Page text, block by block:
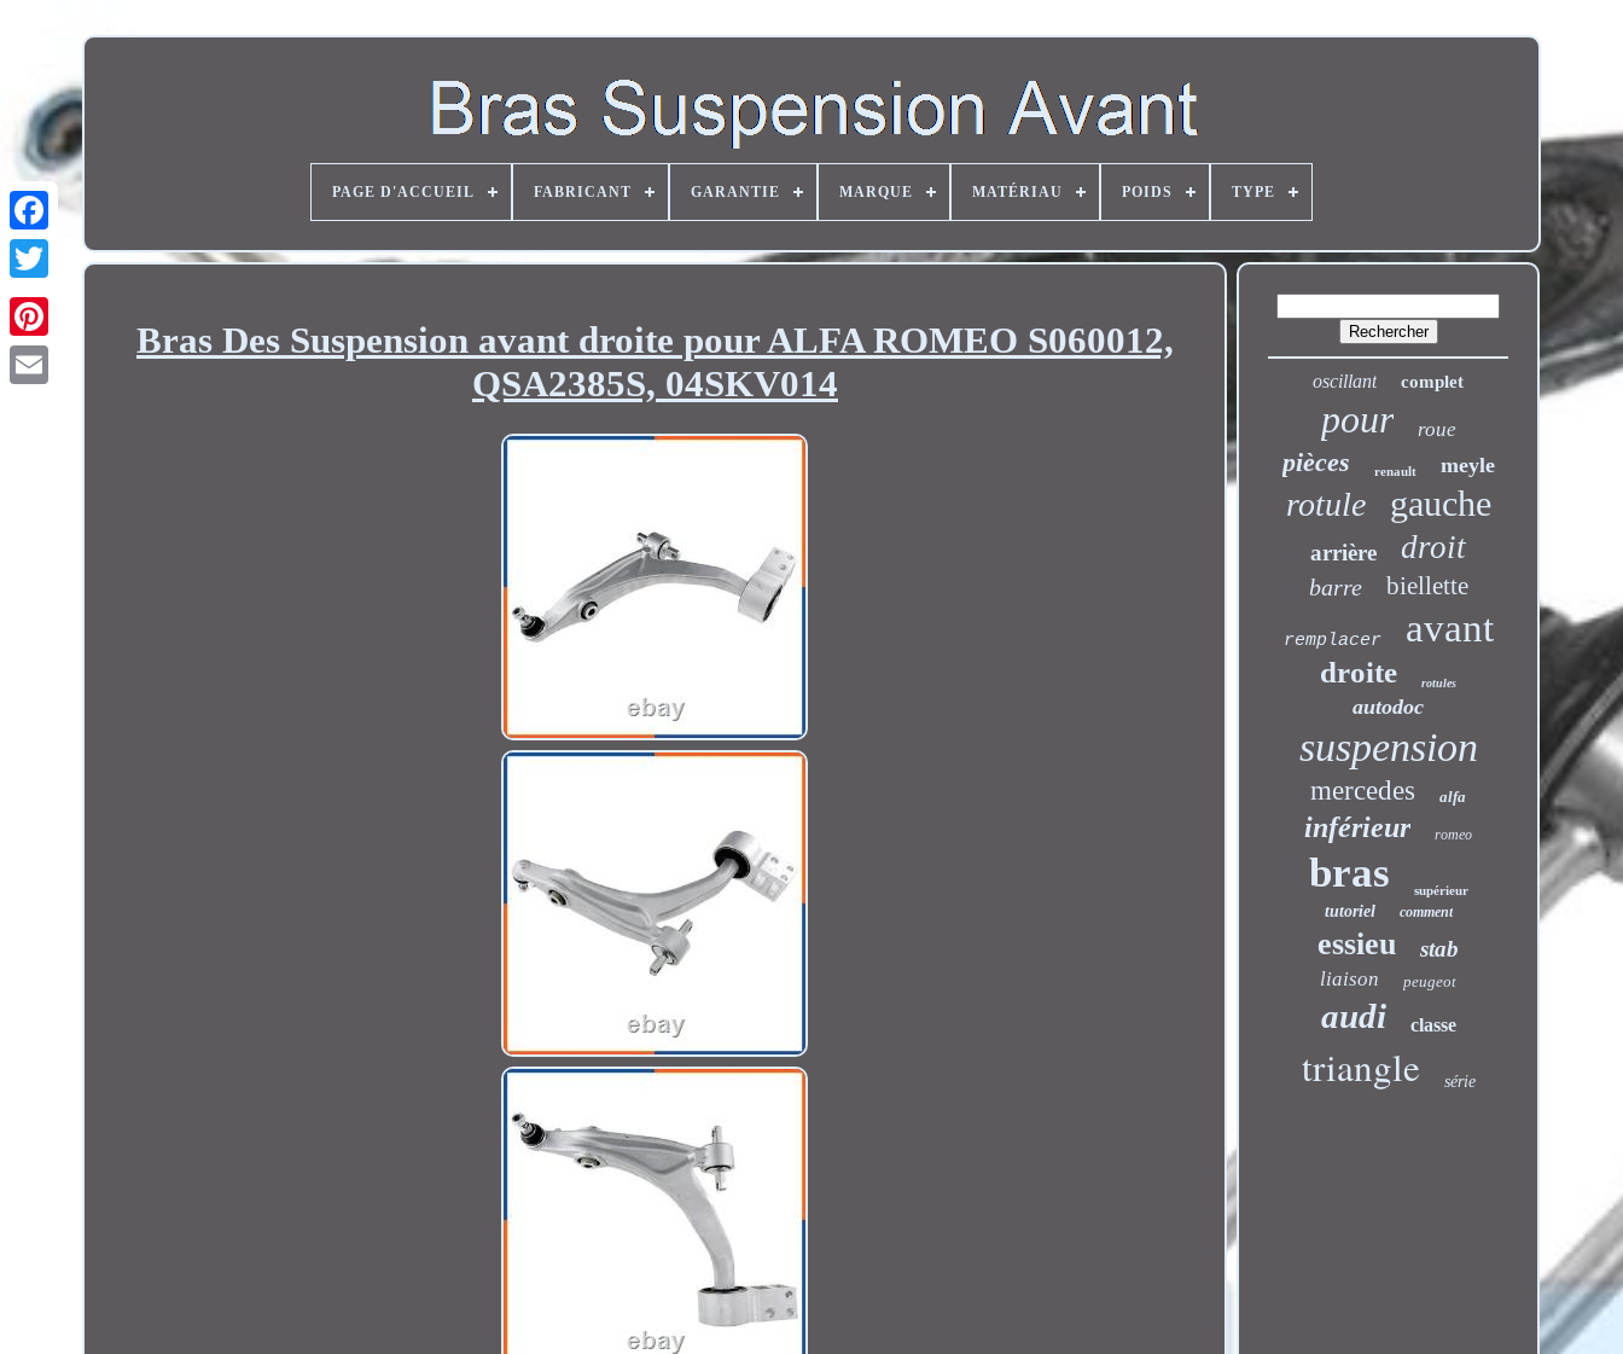
Twitter
PAGE D'ACCUEIL FABRICANT GARANTIE MARQUE MATÉRIAU POIDS TYPE
Bras Des Suspension avant droite pour ALFA ROMEO S060012,
QSA2385S, 04SKV014
oscillant complet
pour roue
pièces renault meyle
rotule gauche
arrière droit
barre biellette
remplacer avant
droite rotules
autodoc
suspension
mercedes alfa
inférieur romeo
bras supérieur
tutoriel comment
essieu stab
liaison peugeot
audi classe
triangle série